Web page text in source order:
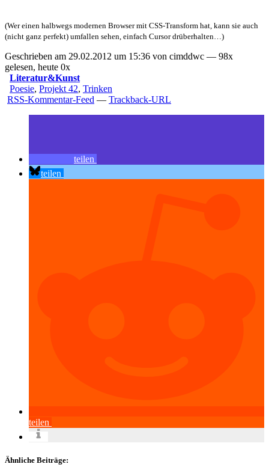
(Wer einen halbwegs modernen Browser mit CSS-Transform hat, kann sie auch
(nicht ganz perfekt) umfallen sehen, einfach Cursor drüberhalten…)
Geschrieben am 29.02.2012 um 15:36 von cimddwc — 98x
gelesen, heute 0x
Literatur&Kunst
Poesie, Projekt 42, Trinken
RSS-Kommentar-Feed — Trackback-URL
teilen
teilen
teilen
Ähnliche Beiträge: